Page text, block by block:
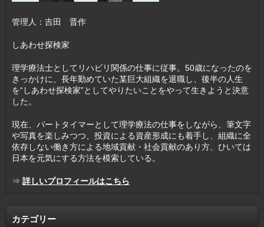
管理人：吉田 晋作
しあわせ探検家
理学療法士としてリハビリ関係の仕事に従事。50歳になったのを
きっかけに、長年勤めていた某巨大組織を退職し、後半の人生
を“しあわせ探検家”としてやりたいことをやって生きようと決意
した。
現在、パートタイマーとして理学療法の仕事をしながら、筆文字
や写真を楽しみつつ、投資による資産形成にも着手し、組織に全
依存しない働き方による地域貢献・社会貢献のあり方、ひいては
日本を元気にする方法を模索している。
⇒ 詳しいプロフィールはこちら
カテゴリー